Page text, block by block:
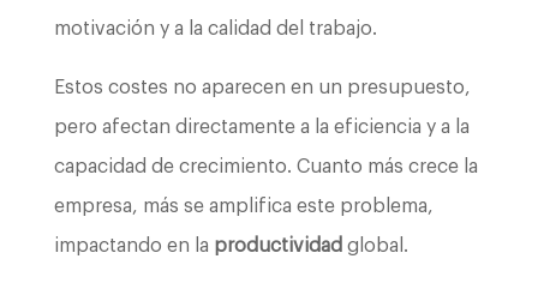
motivación y a la calidad del trabajo.
Estos costes no aparecen en un presupuesto,
pero afectan directamente a la eficiencia y a la
capacidad de crecimiento. Cuanto más crece la
empresa, más se amplifica este problema,
impactando en la productividad global.